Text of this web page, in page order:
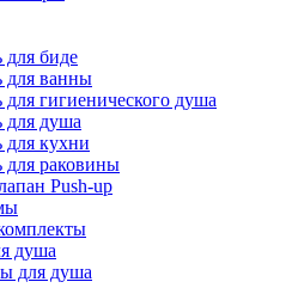
для биде
для ванны
для гигиенического душа
для душа
для кухни
для раковины
Push-up
душа
для душа